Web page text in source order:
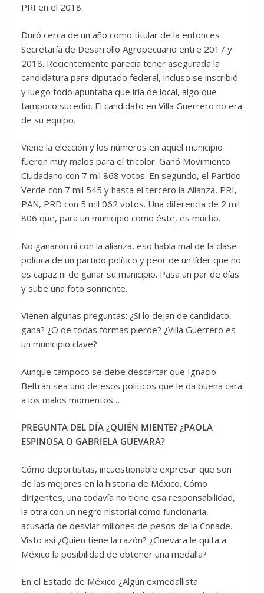
PRI en el 2018.
Duró cerca de un año como titular de la entonces
Secretaría de Desarrollo Agropecuario entre 2017 y
2018. Recientemente parecía tener asegurada la
candidatura para diputado federal, incluso se inscribió
y luego todo apuntaba que iría de local, algo que
tampoco sucedió. El candidato en Villa Guerrero no era
de su equipo.
Viene la elección y los números en aquel municipio
fueron muy malos para el tricolor. Ganó Movimiento
Ciudadano con 7 mil 868 votos. En segundo, el Partido
Verde con 7 mil 545 y hasta el tercero la Alianza, PRI,
PAN, PRD con 5 mil 062 votos. Una diferencia de 2 mil
806 que, para un municipio como éste, es mucho.
No ganaron ni con la alianza, eso habla mal de la clase
política de un partido político y peor de un líder que no
es capaz ni de ganar su municipio. Pasa un par de días
y sube una foto sonriente.
Vienen algunas preguntas: ¿Si lo dejan de candidato,
gana? ¿O de todas formas pierde? ¿Villa Guerrero es
un municipio clave?
Aunque tampoco se debe descartar que Ignacio
Beltrán sea uno de esos políticos que le da buena cara
a los malos momentos…
PREGUNTA DEL DÍA ¿QUIÉN MIENTE? ¿PAOLA
ESPINOSA O GABRIELA GUEVARA?
Cómo deportistas, incuestionable expresar que son
de las mejores en la historia de México. Cómo
dirigentes, una todavía no tiene esa responsabilidad,
la otra con un negro historial como funcionaria,
acusada de desviar millones de pesos de la Conade.
Visto así ¿Quién tiene la razón? ¿Guevara le quita a
México la posibilidad de obtener una medalla?
En el Estado de México ¿Algún exmedallista